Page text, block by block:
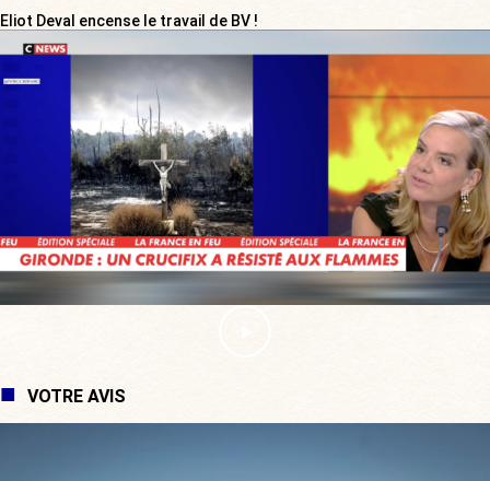
Eliot Deval encense le travail de BV !
VOTRE AVIS